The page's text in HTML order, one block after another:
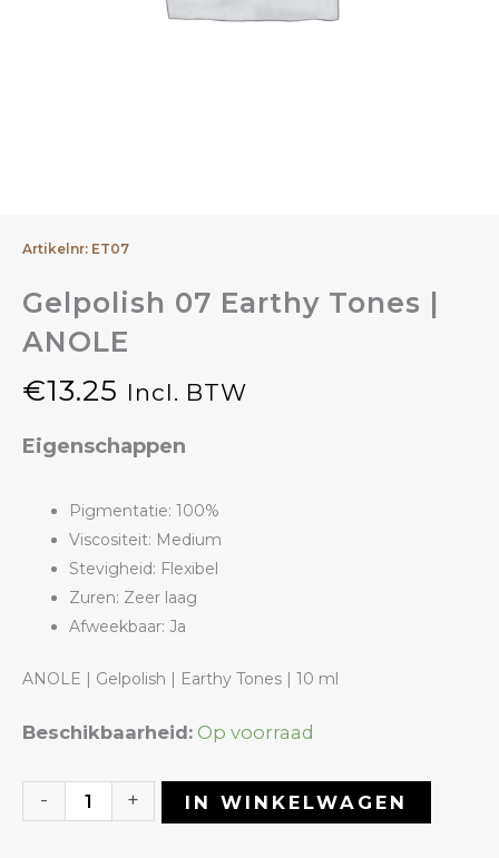
Artikelnr: ET07
Gelpolish 07 Earthy Tones |
ANOLE
€13.25 Incl. BTW
Eigenschappen
Pigmentatie: 100%
Viscositeit: Medium
Stevigheid: Flexibel
Zuren: Zeer laag
Afweekbaar: Ja
ANOLE | Gelpolish | Earthy Tones | 10 ml
Beschikbaarheid: Op voorraad
-
Gelpolish
Earthy
+ IN WINKELWAGEN